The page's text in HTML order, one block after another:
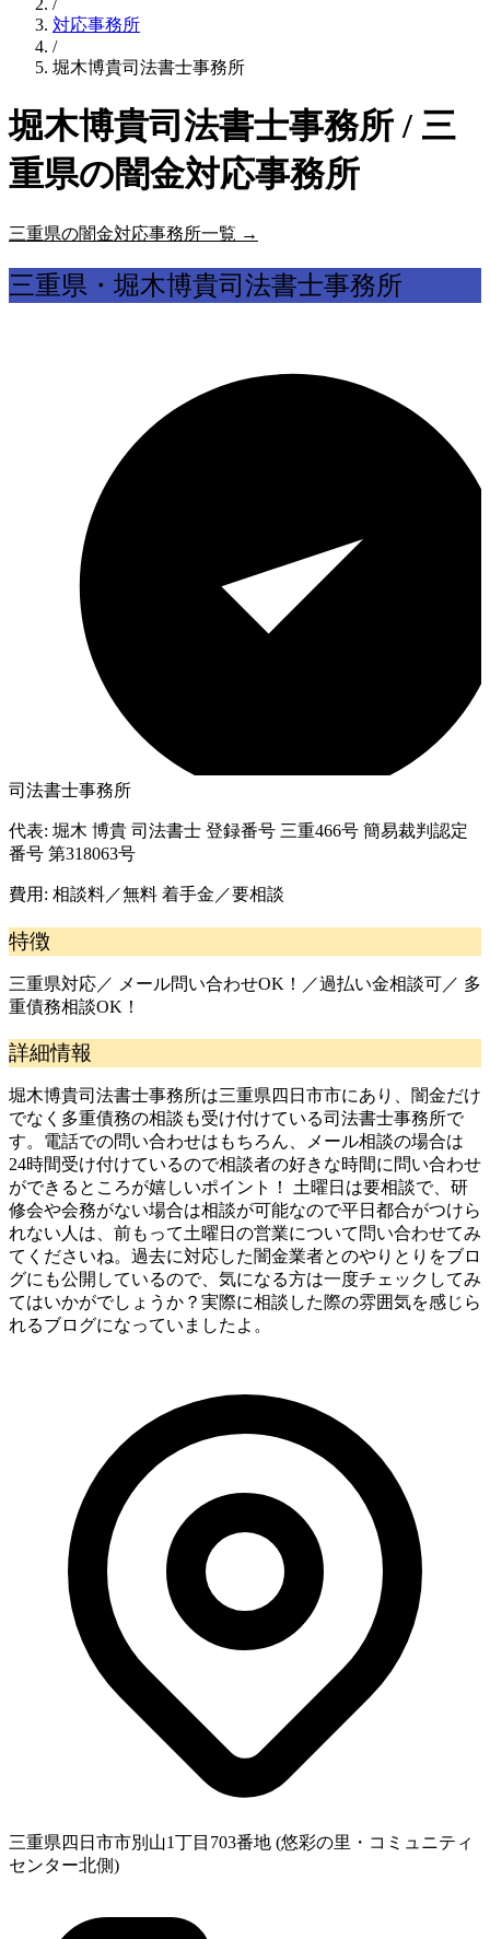
/
対応事務所
/
堀木博貴司法書士事務所
堀木博貴司法書士事務所 / 三
重県の闇金対応事務所
三重県の闇金対応事務所一覧 →
三重県・堀木博貴司法書士事務所
司法書士事務所
代表: 堀木 博貴 司法書士 登録番号 三重466号 簡易裁判認定
番号 第318063号
費用: 相談料／無料 着手金／要相談
特徴
三重県対応／ メール問い合わせOK！／過払い金相談可／ 多
重債務相談OK！
詳細情報
堀木博貴司法書士事務所は三重県四日市市にあり、闇金だけ
でなく多重債務の相談も受け付けている司法書士事務所で
す。電話での問い合わせはもちろん、メール相談の場合は
24時間受け付けているので相談者の好きな時間に問い合わせ
ができるところが嬉しいポイント！ 土曜日は要相談で、研
修会や会務がない場合は相談が可能なので平日都合がつけら
れない人は、前もって土曜日の営業について問い合わせてみ
てくださいね。過去に対応した闇金業者とのやりとりをブロ
グにも公開しているので、気になる方は一度チェックしてみ
てはいかがでしょうか？実際に相談した際の雰囲気を感じら
れるブログになっていましたよ。
三重県四日市市別山1丁目703番地 (悠彩の里・コミュニティ
センター北側)